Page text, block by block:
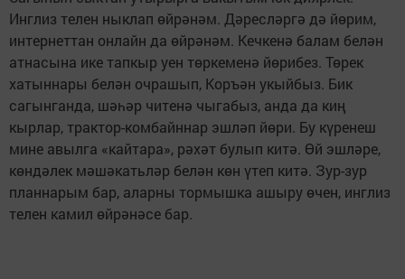
Инглиз телен ныклап өйрәнәм. Дәресләргә дә йөрим,
интернеттан онлайн да өйрәнәм. Кечкенә балам белән
атнасына ике тапкыр уен төркеменә йөрибез. Төрек
хатыннары белән очрашып, Коръән укыйбыз. Бик
сагынганда, шәһәр читенә чыгабыз, анда да киң
кырлар, трактор-комбайннар эшләп йөри. Бу күренеш
мине авылга «кайтара», рәхәт булып китә. Өй эшләре,
көндәлек мәшәкатьләр белән көн үтеп китә. Зур-зур
планнарым бар, аларны тормышка ашыру өчен, инглиз
телен камил өйрәнәсе бар.